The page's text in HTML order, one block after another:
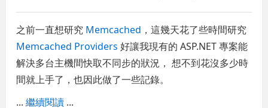
之前一直想研究 Memcached ，這幾天花了些時間研究
Memcached Providers 好讓我現有的 ASP.NET 專案能
解決多台主機間快取不同步的狀況， 想不到花沒多少時
間就上手了，也因此做了一些記錄。
...繼續閱讀 ...